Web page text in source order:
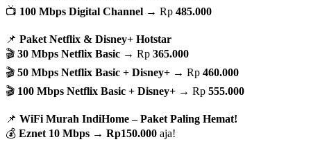
📺 100 Mbps Digital Channel → Rp 485.000
📌 Paket Netflix & Disney+ Hotstar
🎬 30 Mbps Netflix Basic → Rp 365.000
🎬 50 Mbps Netflix Basic + Disney+ → Rp 460.000
🎬 100 Mbps Netflix Basic + Disney+ → Rp 555.000
📌 WiFi Murah IndiHome – Paket Paling Hemat!
💰 Eznet 10 Mbps → Rp150.000 aja!